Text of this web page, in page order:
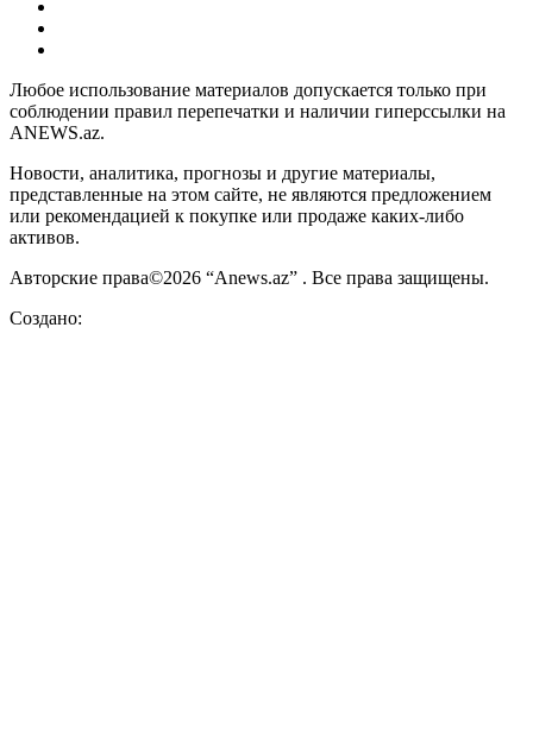
Любое использование материалов допускается только при
соблюдении правил перепечатки и наличии гиперссылки на
ANEWS.az.
Новости, аналитика, прогнозы и другие материалы,
представленные на этом сайте, не являются предложением
или рекомендацией к покупке или продаже каких-либо
активов.
Авторские права©2026 “Anews.az” . Все права защищены.
Создано: